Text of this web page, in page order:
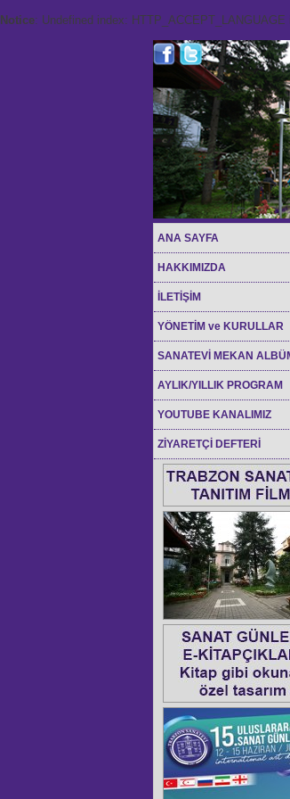
Notice: Undefined index: HTTP_ACCEPT_LANGUAGE
ANA SAYFA
HAKKIMIZDA
İLETİŞİM
YÖNETİM ve KURULLAR
SANATEVİ MEKAN
AYLIK/YILLIK PROGRAM
YOUTUBE KANALIMIZ
ZİYARETÇİ DEFTERİ